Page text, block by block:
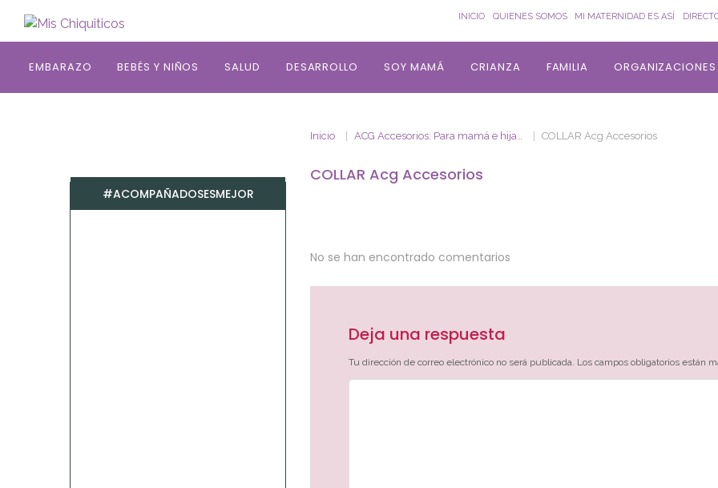
INICIO QUIENES SOMOS MI MATERNIDAD ES ASÍ
EMBARAZO BEBÉS Y NIÑOS SALUD DESARROLLO SOY MAMÁ CRIANZA FAMILIA ORGANIZACIONES
Inicio ACG Accesorios: Para mamá e hija… COLLAR Acg Accesorios
COLLAR Acg Accesorios
No se han encontrado comentarios
Deja una respuesta
Tu dirección de correo electrónico no será publicada. Los campos obligatorios están
#ACOMPAÑADOSESMEJOR